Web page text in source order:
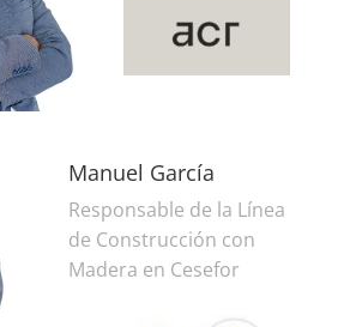
Manuel García
Responsable de la Línea
de Construcción con
Madera en Cesefor